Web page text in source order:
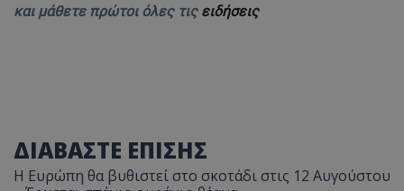
και μάθετε πρώτοι όλες τις ειδήσεις
ΔΙΑΒΑΣΤΕ ΕΠΙΣΗΣ
Η Ευρώπη θα βυθιστεί στο σκοτάδι στις 12 Αυγούστου